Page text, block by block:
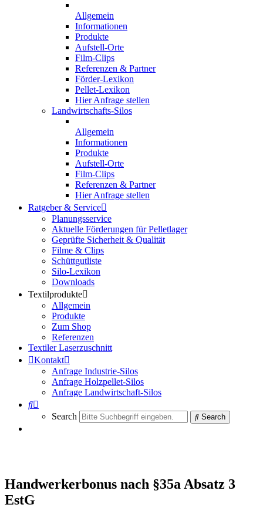
Allgemein
Informationen
Produkte
Aufstell-Orte
Film-Clips
Referenzen & Partner
Förder-Lexikon
Pellet-Lexikon
Hier Anfrage stellen
Landwirtschafts-Silos
Allgemein
Informationen
Produkte
Aufstell-Orte
Film-Clips
Referenzen & Partner
Hier Anfrage stellen
Ratgeber & Service
Planungsservice
Aktuelle Förderungen für Pelletlager
Geprüfte Sicherheit & Qualität
Filme & Clips
Schüttgutliste
Silo-Lexikon
Downloads
Textilprodukte
Allgemein
Produkte
Zum Shop
Referenzen
Textiler Laserzuschnitt
Kontakt
Anfrage Industrie-Silos
Anfrage Holzpellet-Silos
Anfrage Landwirtschaft-Silos
Search Search
Handwerkerbonus nach §35a Absatz 3
EstG